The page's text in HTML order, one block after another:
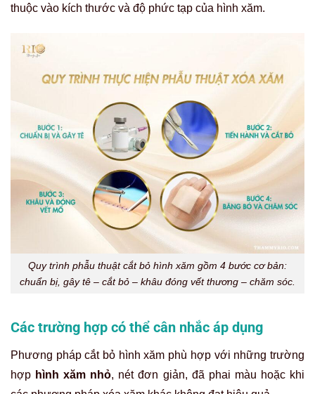
thuộc vào kích thước và độ phức tạp của hình xăm.
Quy trình phẫu thuật cắt bỏ hình xăm gồm 4 bước cơ bản:
chuẩn bị, gây tê – cắt bỏ – khâu đóng vết thương – chăm sóc.
Các trường hợp có thể cân nhắc áp dụng
Phương pháp cắt bỏ hình xăm phù hợp với những trường
hợp hình xăm nhỏ, nét đơn giản, đã phai màu hoặc khi